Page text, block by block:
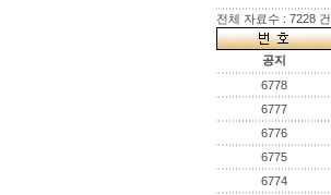
전체 자료수 : 7228 건
공지
6778
6777
6776
6775
6774